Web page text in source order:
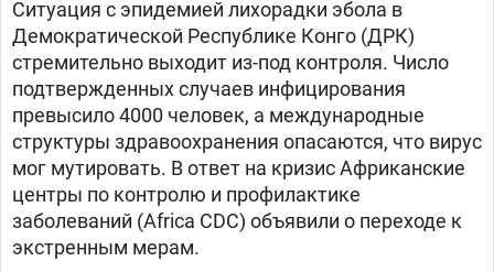
Ситуация с эпидемией лихорадки эбола в
Демократической Республике Конго (ДРК)
стремительно выходит из-под контроля. Число
подтвержденных случаев инфицирования
превысило 4000 человек, а международные
структуры здравоохранения опасаются, что вирус
мог мутировать. В ответ на кризис Африканские
центры по контролю и профилактике
заболеваний (Africa CDC) объявили о переходе к
экстренным мерам.